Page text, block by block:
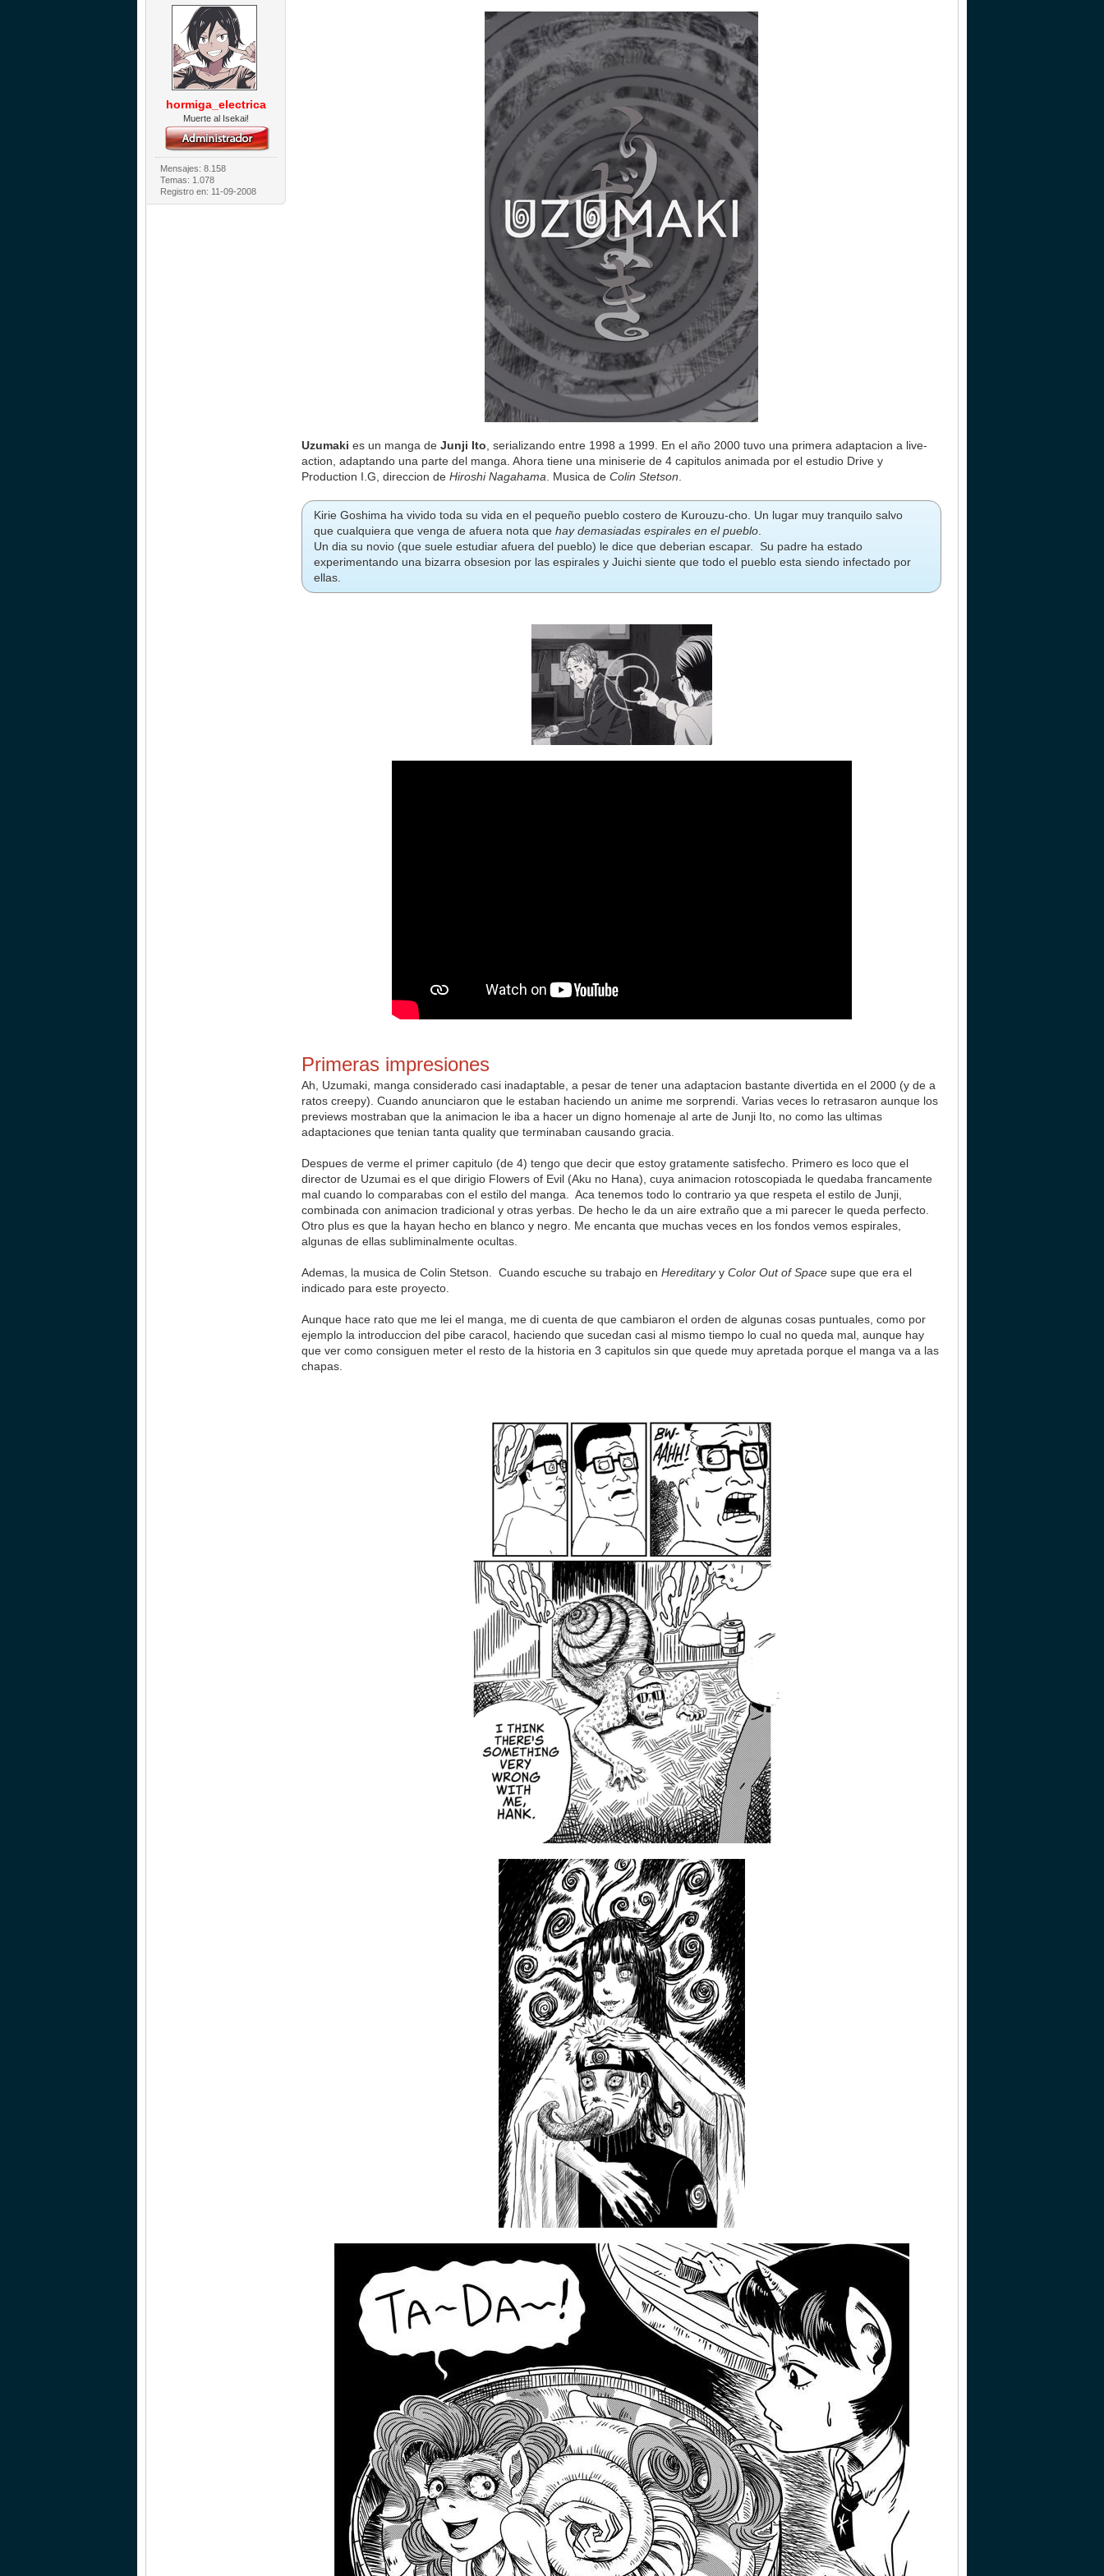
hormiga_electrica
Muerte al Isekai!
Mensajes: 8.158
Temas: 1.078
Registro en: 11-09-2008
Uzumaki es un manga deJunji Ito , serializando entre 1998 a 1999. En el año 2000 tuvo una primera adaptacion a live-
action, adaptando una parte del manga. Ahora tiene una miniserie de 4 capitulos animada por el estudio Drive y
Production I.G, direccion deHiroshi Nagahama . Musica de Colin Stetson
Kirie Goshima ha vivido toda su vida en el pequeño pueblo costero de Kurouzu-cho. Un lugar muy tranquilo salvo
que cualquiera que venga de afuera nota quehay demasiadas espirales en el pueblo
Un dia su novio (que suele estudiar afuera del pueblo) le dice que deberian escapar. Su padre ha estado
experimentando una bizarra obsesion por las espirales y Juichi siente que todo el pueblo esta siendo infectado por
ellas.
Primeras impresiones
Ah, Uzumaki, manga considerado casi inadaptable, a pesar de tener una adaptacion bastante divertida en el 2000 (y de a
ratos creepy). Cuando anunciaron que le estaban haciendo un anime me sorprendi. Varias veces lo retrasaron aunque los
previews mostraban que la animacion le iba a hacer un digno homenaje al arte de Junji Ito, no como las ultimas
adaptaciones que tenian tanta quality que terminaban causando gracia.
Despues de verme el primer capitulo (de 4) tengo que decir que estoy gratamente satisfecho. Primero es loco que el
director de Uzumai es el que dirigio Flowers of Evil (Aku no Hana), cuya animacion rotoscopiada le quedaba francamente
mal cuando lo comparabas con el estilo del manga. Aca tenemos todo lo contrario ya que respeta el estilo de Junji,
combinada con animacion tradicional y otras yerbas. De hecho le da un aire extraño que a mi parecer le queda perfecto.
Otro plus es que la hayan hecho en blanco y negro. Me encanta que muchas veces en los fondos vemos espirales,
algunas de ellas subliminalmente ocultas.
Ademas, la musica de Colin Stetson. Cuando escuche su trabajo en HereditaryyColor Out of Space supe que era el
indicado para este proyecto.
Aunque hace rato que me lei el manga, me di cuenta de que cambiaron el orden de algunas cosas puntuales, como por
ejemplo la introduccion del pibe caracol, haciendo que sucedan casi al mismo tiempo lo cual no queda mal, aunque hay
que ver como consiguen meter el resto de la historia en 3 capitulos sin que quede muy apretada porque el manga va a las
chapas.